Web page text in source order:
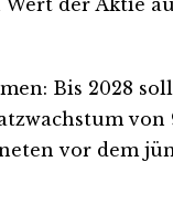
Bis 2028
vor dem